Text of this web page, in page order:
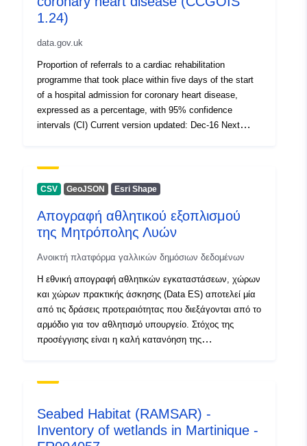
1.24)
data.gov.uk
Proportion of referrals to a cardiac rehabilitation
programme that took place within five days of the start
of a hospital admission for coronary heart disease,
expressed as a percentage, with 95% confidence
intervals (CI) Current version updated: Dec-16 Next
CSV GeoJSON Esri Shape
Απογραφή αθλητικού εξοπλισμού
της Μητρόπολης Λυών
Ανοικτή πλατφόρμα γαλλικών δημόσιων δεδομένων
Η εθνική απογραφή αθλητικών εγκαταστάσεων, χώρων
και χώρων πρακτικής άσκησης (Data ES) αποτελεί μία
από τις δράσεις προτεραιότητας που διεξάγονται από το
αρμόδιο για τον αθλητισμό υπουργείο. Στόχος της
προσέγγισης είναι η καλή κατανόηση της
του εξοπλισμού.
Seabed Habitat (RAMSAR) -
Inventory of wetlands in Martinique -